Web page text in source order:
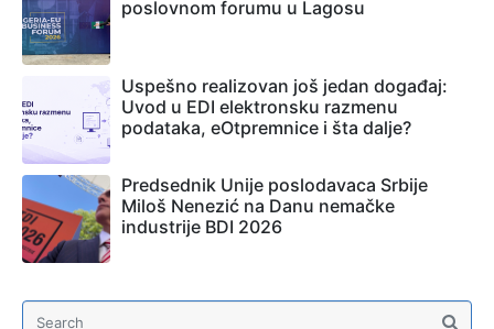
poslovnom forumu u Lagosu
Uspešno realizovan još jedan događaj:
Uvod u EDI elektronsku razmenu
podataka, eOtpremnice i šta dalje?
Predsednik Unije poslodavaca Srbije
Miloš Nenezić na Danu nemačke
industrije BDI 2026